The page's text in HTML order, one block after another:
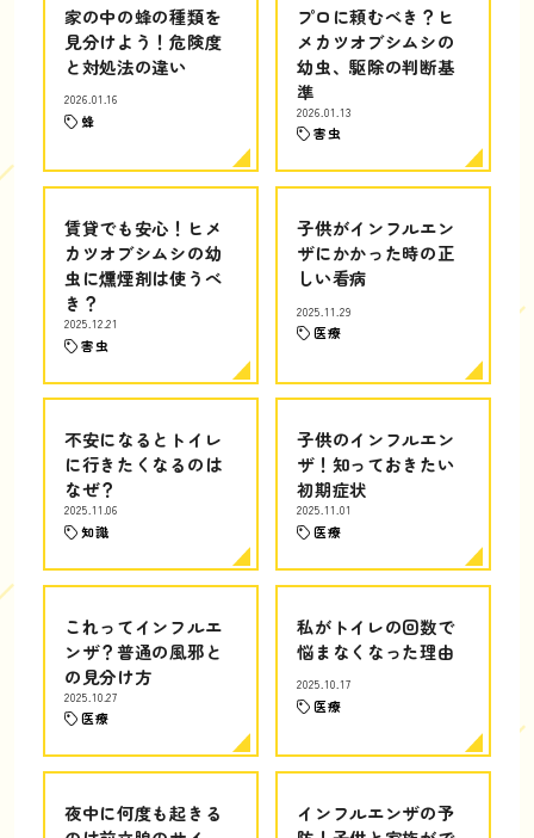
家の中の蜂の種類を
見分けよう！危険度
と対処法の違い
2026.01.16
蜂
プロに頼むべき？ヒ
メカツオブシムシの
幼虫、駆除の判断基
準
2026.01.13
害虫
賃貸でも安心！ヒメ
カツオブシムシの幼
虫に燻煙剤は使うべ
き？
2025.12.21
害虫
子供がインフルエン
ザにかかった時の正
しい看病
2025.11.29
医療
不安になるとトイレ
に行きたくなるのは
なぜ？
2025.11.06
知識
子供のインフルエン
ザ！知っておきたい
初期症状
2025.11.01
医療
これってインフルエ
ンザ？普通の風邪と
の見分け方
2025.10.27
医療
私がトイレの回数で
悩まなくなった理由
2025.10.17
医療
夜中に何度も起きる
インフルエンザの予